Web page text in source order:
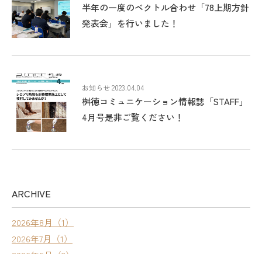
半年の一度のベクトル合わせ「78上期方針
発表会」を行いました！
お知らせ 2023.04.04
桝徳コミュニケーション情報誌「STAFF」
4月号是非ご覧ください！
ARCHIVE
2026年8月（1）
2026年7月（1）